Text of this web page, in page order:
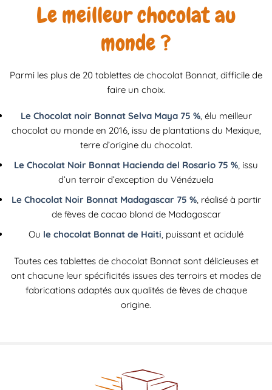
Le meilleur chocolat au
monde ?
Parmi les plus de 20 tablettes de chocolat Bonnat, difficile de
faire un choix.
Le Chocolat noir Bonnat Selva Maya 75 %, élu meilleur
chocolat au monde en 2016, issu de plantations du Mexique,
terre d’origine du chocolat.
Le Chocolat Noir Bonnat Hacienda del Rosario 75 %, issu
d’un terroir d’exception du Vénézuela
Le Chocolat Noir Bonnat Madagascar 75 %, réalisé à partir
de fèves de cacao blond de Madagascar
Ou le chocolat Bonnat de Haiti, puissant et acidulé
Toutes ces tablettes de chocolat Bonnat sont délicieuses et
ont chacune leur spécificités issues des terroirs et modes de
fabrications adaptés aux qualités de fèves de chaque
origine.